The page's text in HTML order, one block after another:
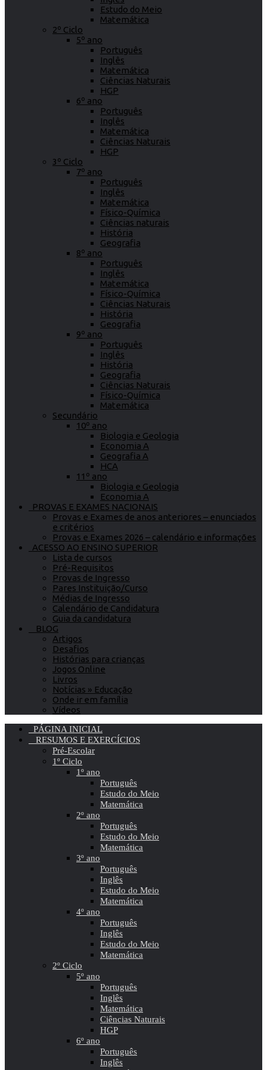
Estudo do Meio
Matemática
2º Ciclo
5º ano
Português
Inglês
Matemática
Ciências Naturais
HGP
6º ano
Português
Inglês
Matemática
Ciências Naturais
HGP
3º Ciclo
7º ano
Português
Inglês
Matemática
Físico-Química
Ciências naturais
História
Geografia
8º ano
Português
Inglês
Matemática
Físico-Química
Ciências Naturais
História
Geografia
9º ano
Português
Inglês
História
Geografia
Ciências Naturais
Físico-Química
Matemática
Secundário
10º ano
Biologia e Geologia
Economia A
Geografia A
HCA
11º ano
Biologia e Geologia
Economia A
PROVAS E EXAMES NACIONAIS
Provas e Exames de anos anteriores – enunciados
e critérios
Provas e Exames 2026 – calendário e informações
ACESSO AO ENSINO SUPERIOR
Lista de cursos
Pré-Requisitos
Provas de Ingresso
Pares Instituição/Curso
Médias de Ingresso
Calendário de Candidatura
Guia da candidatura
BLOG
Artigos
Desafios
Histórias para crianças
Jogos Online
Livros
Notícias » Educação
Onde ir em família
Vídeos
PÁGINA INICIAL
RESUMOS E EXERCÍCIOS
Pré-Escolar
1º Ciclo
1º ano
Português
Estudo do Meio
Matemática
2º ano
Português
Estudo do Meio
Matemática
3º ano
Português
Inglês
Estudo do Meio
Matemática
4º ano
Português
Inglês
Estudo do Meio
Matemática
2º Ciclo
5º ano
Português
Inglês
Matemática
Ciências Naturais
HGP
6º ano
Português
Inglês